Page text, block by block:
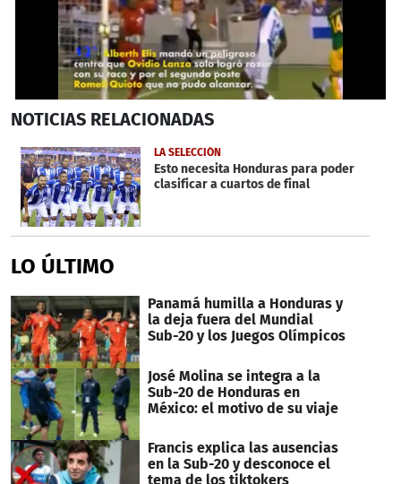
seconds
1
minute,
24
seconds
NOTICIAS RELACIONADAS
LA SELECCIÓN
Esto necesita Honduras para poder
clasificar a cuartos de final
LO ÚLTIMO
Panamá humilla a Honduras y
la deja fuera del Mundial
Sub-20 y los Juegos Olímpicos
José Molina se integra a la
Sub-20 de Honduras en
México: el motivo de su viaje
Francis explica las ausencias
en la Sub-20 y desconoce el
tema de los tiktokers